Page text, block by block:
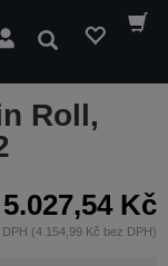
Hledat
Roll,
5.027,54 Kč
(4.154,99 Kč bez DPH)